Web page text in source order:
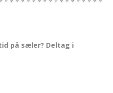
på sæler? Deltag i